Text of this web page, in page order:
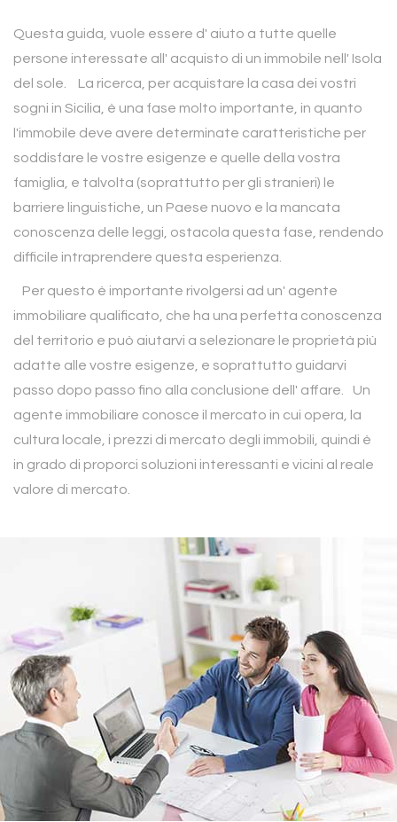
Questa guida, vuole essere d' aiuto a tutte quelle
persone interessate all' acquisto di un immobile nell' Isola
del sole. La ricerca, per acquistare la casa dei vostri
sogni in Sicilia, è una fase molto importante, in quanto
l'immobile deve avere determinate caratteristiche per
soddisfare le vostre esigenze e quelle della vostra
famiglia, e talvolta (soprattutto per gli stranieri) le
barriere linguistiche, un Paese nuovo e la mancata
conoscenza delle leggi, ostacola questa fase, rendendo
difficile intraprendere questa esperienza.
Per questo è importante rivolgersi ad un' agente
immobiliare qualificato, che ha una perfetta conoscenza
del territorio e può aiutarvi a selezionare le proprietà più
adatte alle vostre esigenze, e soprattutto guidarvi
passo dopo passo fino alla conclusione dell' affare. Un
agente immobiliare conosce il mercato in cui opera, la
cultura locale, i prezzi di mercato degli immobili, quindi è
in grado di proporci soluzioni interessanti e vicini al reale
valore di mercato.